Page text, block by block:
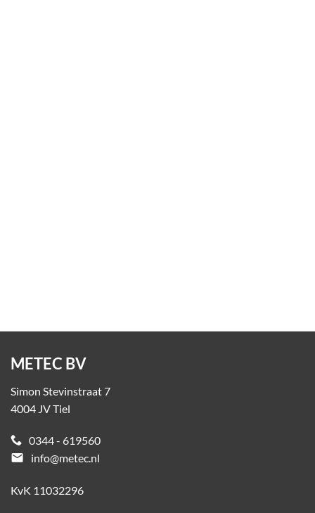
METEC BV
Simon Stevinstraat 7
4004 JV Tiel
0344 - 619560
email
info@metec.nl
KvK 11032296